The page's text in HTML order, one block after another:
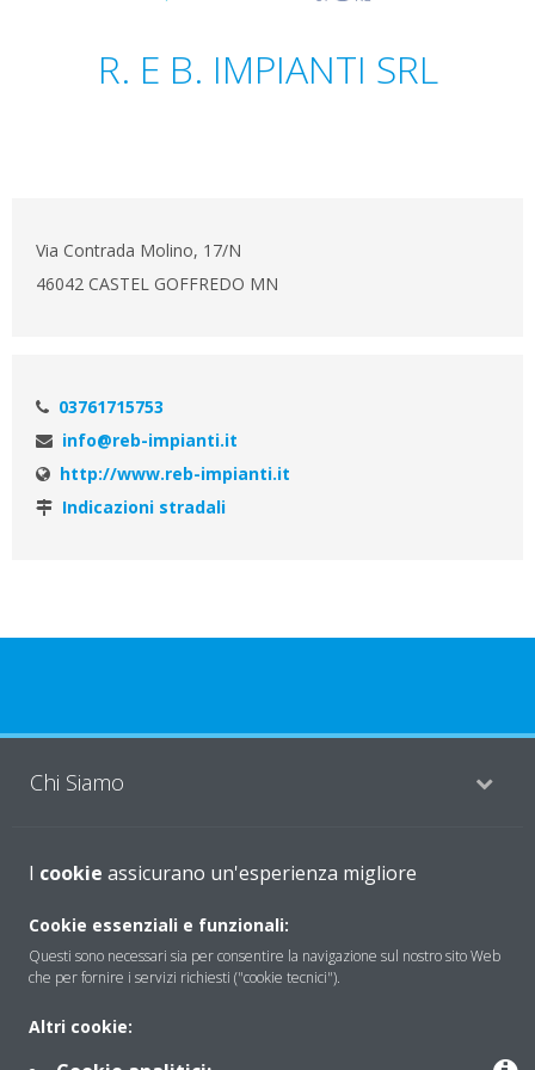
R. E B. IMPIANTI SRL
Via Contrada Molino, 17/N
46042 CASTEL GOFFREDO MN
03761715753
info@reb-impianti.it
http://www.reb-impianti.it
Indicazioni stradali
Chi Siamo
Soluzioni
Contattaci
Periodo di supporto definito
I cookie assicurano un'esperienza migliore
Cookie essenziali e funzionali:
Questi sono necessari sia per consentire la navigazione sul nostro sito Web
che per fornire i servizi richiesti ("cookie tecnici").
Altri cookie: